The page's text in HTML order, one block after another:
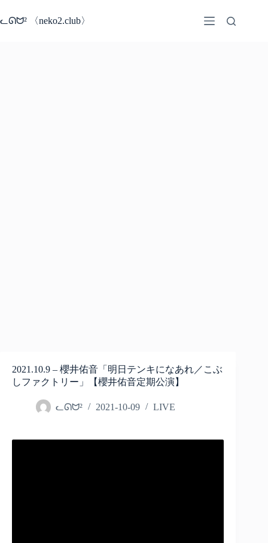
ン
ᓚᘏᗢ² 〈neko2.club〉
2021.10.9 – 櫻井佑音「明日テンキになあれ／こぶ
しファクトリー」【櫻井佑音定期公演】
ᓚᘏᗢ² 2021-10-09 LIVE